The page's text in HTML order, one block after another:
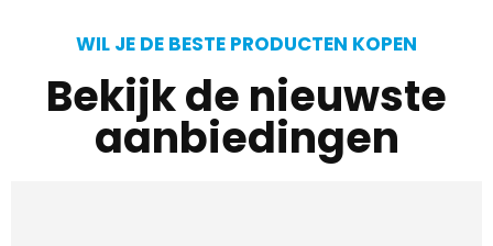
WIL JE DE BESTE PRODUCTEN KOPEN
Bekijk de nieuwste
aanbiedingen